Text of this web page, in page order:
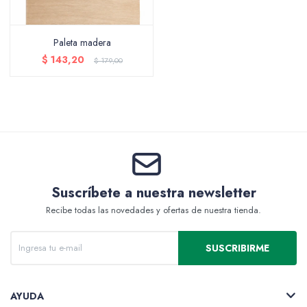
Paleta madera
$ 143,20 $179,00
Suscríbete a nuestra newsletter
Recibe todas las novedades y ofertas de nuestra tienda.
SUSCRIBIRME
AYUDA
Packing y Regalaría
Cotillón y Sorpresitas